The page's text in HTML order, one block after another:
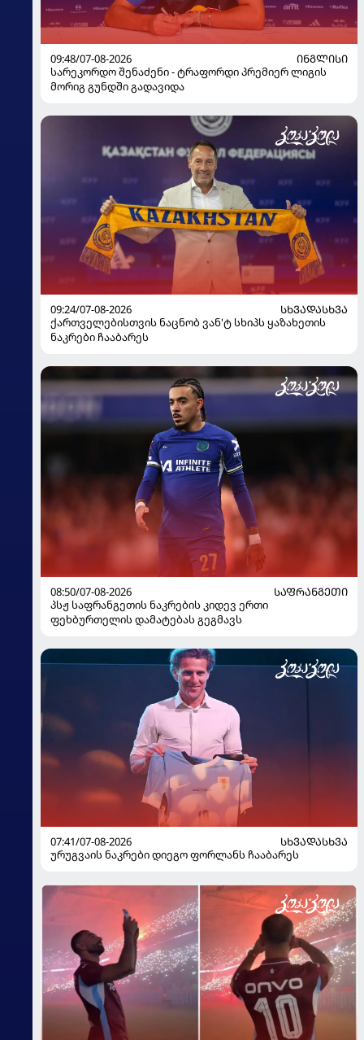
09:48/07-08-2026
ᲘᲜᲒᲚᲘᲡᲘ
სარეკორდო შენაძენი - ტრაფორდი პრემიერ ლიგის
მორიგ გუნდში გადავიდა
09:24/07-08-2026
ᲡᲮᲕᲐᲓᲐᲡᲮᲕᲐ
ქართველებისთვის ნაცნობ ვან'ტ სხიპს ყაზახეთის
ნაკრები ჩააბარეს
08:50/07-08-2026
ᲡᲐᲤᲠᲐᲜᲒᲔᲗᲘ
პსჟ საფრანგეთის ნაკრების კიდევ ერთი
ფეხბურთელის დამატებას გეგმავს
07:41/07-08-2026
ᲡᲮᲕᲐᲓᲐᲡᲮᲕᲐ
ურუგვაის ნაკრები დიეგო ფორლანს ჩააბარეს